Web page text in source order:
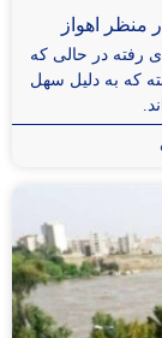
منظر اهواز
رفته در حالی که
که به دلیل سهل